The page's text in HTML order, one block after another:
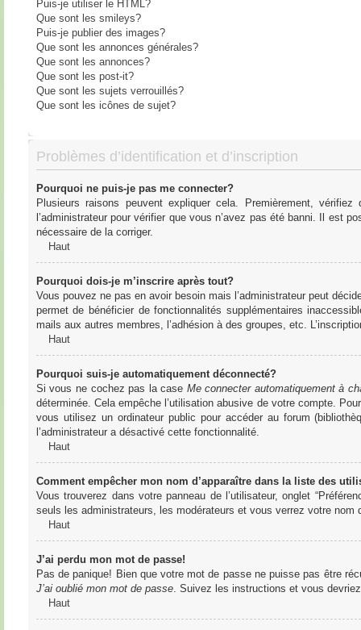
Puis-je utiliser le HTML?
Que sont les smileys?
Puis-je publier des images?
Que sont les annonces générales?
Que sont les annonces?
Que sont les post-it?
Que sont les sujets verrouillés?
Que sont les icônes de sujet?
Problèmes d’identification et d’inscription
Pourquoi ne puis-je pas me connecter?
Plusieurs raisons peuvent expliquer cela. Premièrement,
l’administrateur pour vérifier que vous n’avez pas été banni. Il est
nécessaire de la corriger.
Haut
Pourquoi dois-je m’inscrire après tout?
Vous pouvez ne pas en avoir besoin mais l’administrateur peut
permet de bénéficier de fonctionnalités supplémentaires
mails aux autres membres, l’adhésion à des groupes, etc.
Haut
Pourquoi suis-je automatiquement déconnecté?
Si vous ne cochez pas la case Me connecter automatiquement à
déterminée. Cela empêche l’utilisation abusive de votre compte.
vous utilisez un ordinateur public pour accéder au forum
l’administrateur a désactivé cette fonctionnalité.
Haut
Comment empêcher mon nom d’apparaître dans la liste des
Vous trouverez dans votre panneau de l’utilisateur, onglet
seuls les administrateurs, les modérateurs et vous verrez votre
Haut
J’ai perdu mon mot de passe!
Pas de panique! Bien que votre mot de passe ne puisse pas être
J’ai oublié mon mot de passe. Suivez les instructions et vous
Haut